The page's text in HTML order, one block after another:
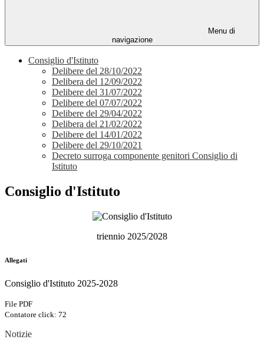
Menu di
navigazione
Consiglio d'Istituto
Delibere del 28/10/2022
Delibera del 12/09/2022
Delibere del 31/07/2022
Delibere del 07/07/2022
Delibere del 29/04/2022
Delibera del 21/02/2022
Delibere del 14/01/2022
Delibere del 29/10/2021
Decreto surroga componente genitori Consiglio di
Istituto
Consiglio d'Istituto
triennio 2025/2028
Allegati
Consiglio d'Istituto 2025-2028
File PDF
Contatore click: 72
Notizie